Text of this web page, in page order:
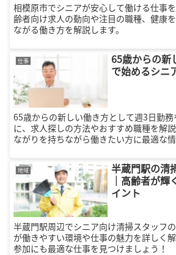
相模原市でシニアが安心して働ける仕事
齢者向け求人の動向や注目の職種、健康
ながる働き方を解説します。
仕事
65歳からの新
で始めるシニ
65歳からの新しい働き方として週3日勤
に、求人探しの方法やおすすめ職種を解
ながりを持ちながら働きたい方に最適な情
地域
半蔵門駅の清
｜高齢者が
イント
半蔵門駅周辺でシニア向け清掃スタッフ
が働きやすい環境や仕事の魅力を詳しく
参加にも最適な仕事を見つけましょう！